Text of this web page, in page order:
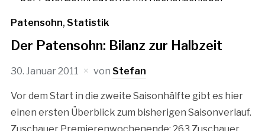
Patensohn, Statistik
Der Patensohn: Bilanz zur Halbzeit
30. Januar 2011 von Stefan
Vor dem Start in die zweite Saisonhälfte gibt es hier
einen ersten Überblick zum bisherigen Saisonverlauf.